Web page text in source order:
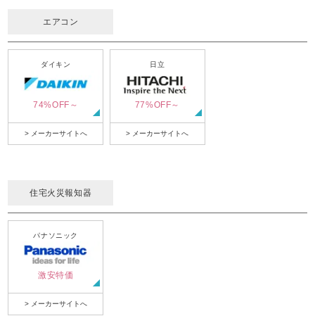
エアコン
ダイキン
74%OFF～
> メーカーサイトへ
日立
77%OFF～
> メーカーサイトへ
住宅火災報知器
パナソニック
激安特価
> メーカーサイトへ